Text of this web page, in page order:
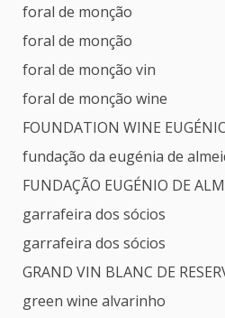
foral de monção
foral de monção
foral de monção vin
foral de monção wine
FOUNDATION WINE
fundação da eugénia de
FUNDAÇÃO EUGÉNIO DE
garrafeira dos sócios
garrafeira dos sócios
GRAND VIN BLANC DE
green wine alvarinho